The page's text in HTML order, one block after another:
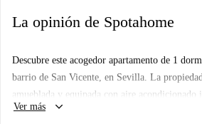
La opinión de Spotahome
Descubre este acogedor apartamento de 1
barrio de San Vicente, en Sevilla. La
amueblada y equipada con aire
comodidad. Dispone de lavadora privada y
Ver más keyboard_arrow_down